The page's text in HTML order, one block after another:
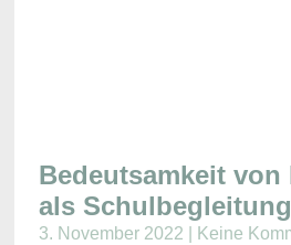
Bedeutsamkeit von
als Schulbegleitung
3. November 2022
Keine